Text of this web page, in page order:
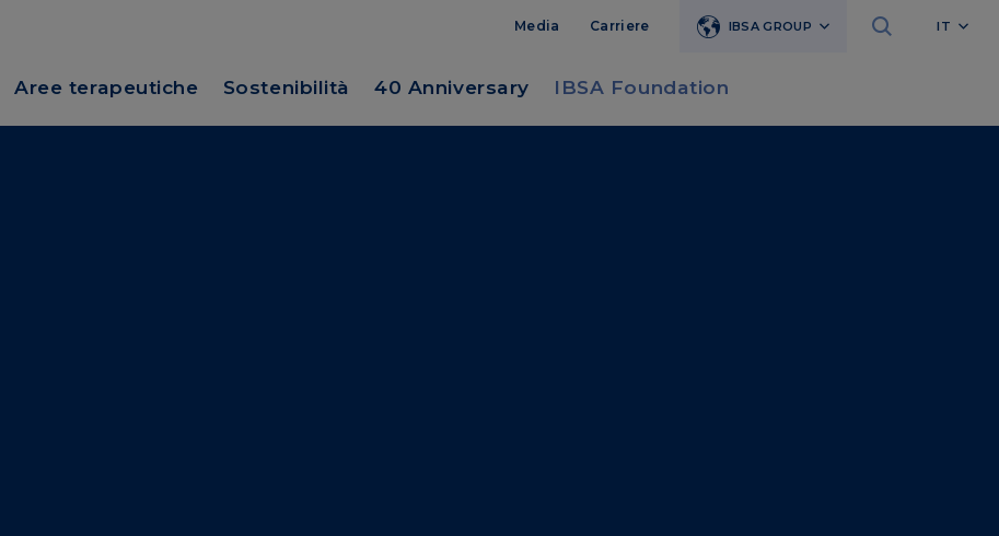
Media Carriere IBSA GROUP IT
Aree terapeutiche Sostenibilità 40 Anniversary IBSA Foundation